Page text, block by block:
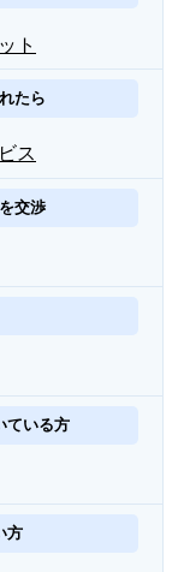
ト
たら
ス
交渉
ている方
方